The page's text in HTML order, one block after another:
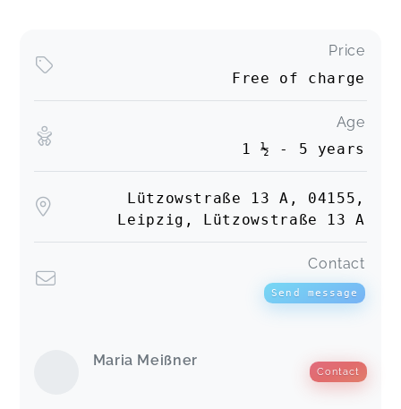
Price
Free of charge
Age
1 ½ - 5 years
Lützowstraße 13 A, 04155,
Leipzig, Lützowstraße 13 A
Contact
Send message
Maria Meißner
Contact